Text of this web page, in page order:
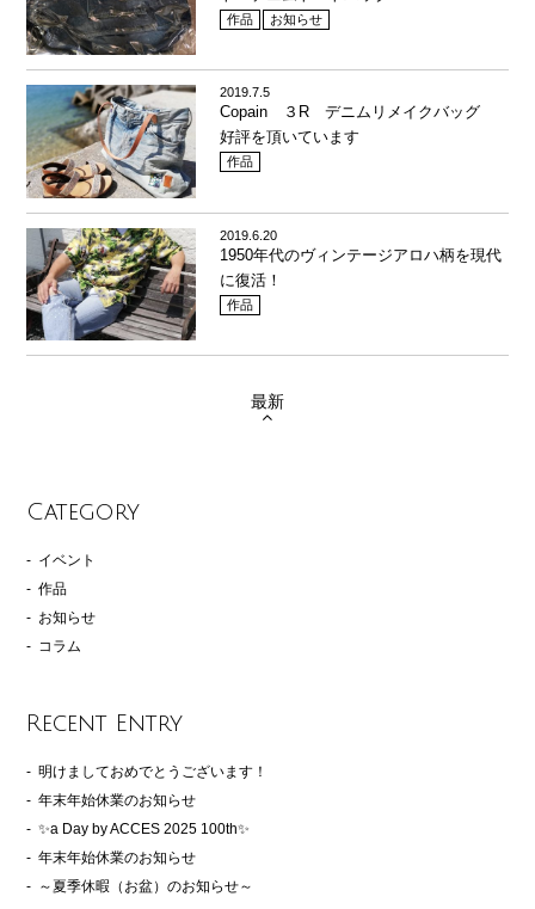
作品 お知らせ
2019.7.5
Copain ３R デニムリメイクバッグ
好評を頂いています
作品
2019.6.20
1950年代のヴィンテージアロハ柄を現代
に復活！
作品
最新
Category
イベント
作品
お知らせ
コラム
Recent Entry
明けましておめでとうございます！
年末年始休業のお知らせ
✨a Day by ACCES 2025 100th✨
年末年始休業のお知らせ
～夏季休暇（お盆）のお知らせ～